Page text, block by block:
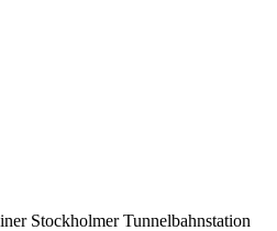
Stockholmer Tunnelbahnstation